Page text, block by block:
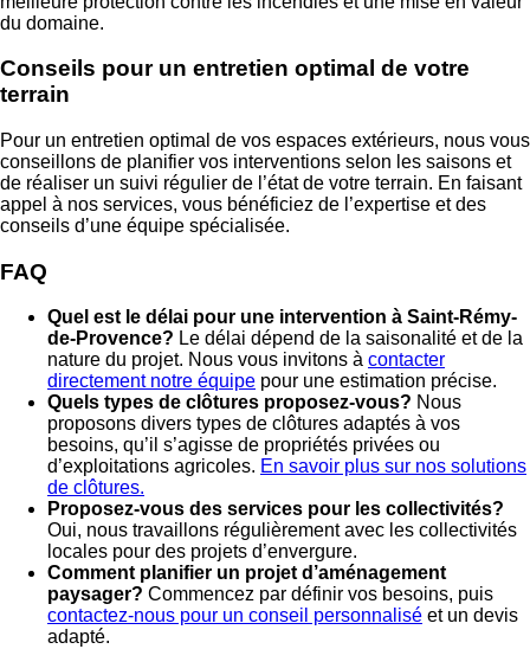
du domaine.
Conseils pour un entretien optimal de votre
terrain
Pour un entretien optimal de vos espaces extérieurs, nous vous
conseillons de planifier vos interventions selon les saisons et
de réaliser un suivi régulier de l’état de votre terrain. En faisant
appel à nos services, vous bénéficiez de l’expertise et des
conseils d’une équipe spécialisée.
FAQ
Quel est le délai pour une intervention à Saint-Rémy-
de-Provence? Le délai dépend de la saisonalité et de la
nature du projet. Nous vous invitons à contacter
directement notre équipe pour une estimation précise.
Quels types de clôtures proposez-vous? Nous
proposons divers types de clôtures adaptés à vos
besoins, qu’il s’agisse de propriétés privées ou
d’exploitations agricoles. En savoir plus sur nos solutions
de clôtures.
Proposez-vous des services pour les collectivités?
Oui, nous travaillons régulièrement avec les collectivités
locales pour des projets d’envergure.
Comment planifier un projet d’aménagement
paysager? Commencez par définir vos besoins, puis
contactez-nous pour un conseil personnalisé et un devis
adapté.